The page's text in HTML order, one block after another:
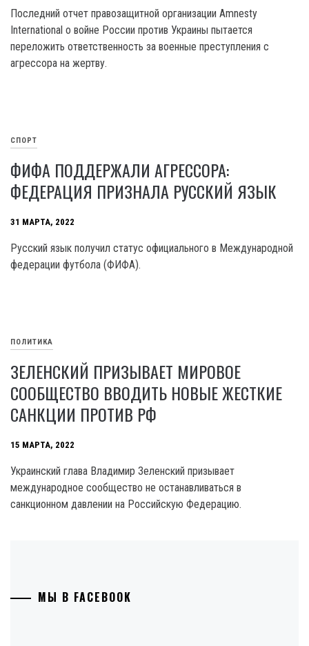
Последний отчет правозащитной организации Amnesty
International о войне России против Украины пытается
переложить ответственность за военные преступления с
агрессора на жертву.
СПОРТ
ФИФА ПОДДЕРЖАЛИ АГРЕССОРА:
ФЕДЕРАЦИЯ ПРИЗНАЛА РУССКИЙ ЯЗЫК
31 МАРТА, 2022
Русский язык получил статус официального в Международной
федерации футбола (ФИФА).
ПОЛИТИКА
ЗЕЛЕНСКИЙ ПРИЗЫВАЕТ МИРОВОЕ
СООБЩЕСТВО ВВОДИТЬ НОВЫЕ ЖЕСТКИЕ
САНКЦИИ ПРОТИВ РФ
15 МАРТА, 2022
Украинский глава Владимир Зеленский призывает
международное сообщество не останавливаться в
санкционном давлении на Российскую Федерацию.
МЫ В FACEBOOK